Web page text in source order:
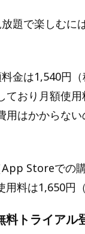
題で楽しむ
金は1,540円
ており月額使
用はかからな
Storeでの
料は1,650円（
トライアル